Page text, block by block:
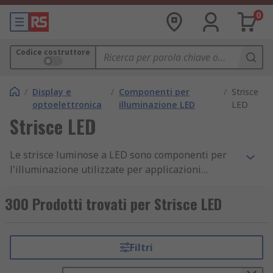
0
Codice costruttore
/ Display e
optoelettronica
/ Componenti per
illuminazione LED
/ Strisce
LED
Strisce LED
Le strisce luminose a LED sono componenti per
l'illuminazione utilizzate per applicazioni
composte da più LED SMD montati su una
striscia, che può essere flessibile (nastro a LED) o
molto facili da usare ed evitano di dover montare
singole luci su un'ampia area. In quali colori sono
300 Prodotti trovati per Strisce LED
Filtri